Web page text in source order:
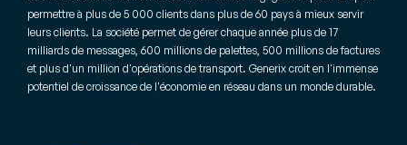
permettre à plus de 5 000 clients dans plus de 60 pays à mieux servir
leurs clients. La société permet de gérer chaque année plus de 17
milliards de messages, 600 millions de palettes, 500 millions de factures
et plus d'un million d'opérations de transport. Generix croit en l'immense
potentiel de croissance de l'économie en réseau dans un monde durable.